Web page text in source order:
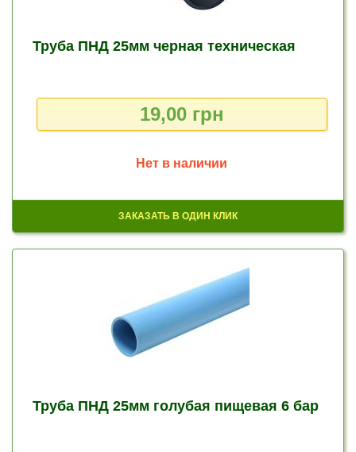
Труба ПНД 25мм черная техническая
19,00 грн
Нет в наличии
ЗАКАЗАТЬ В ОДИН КЛИК
Труба ПНД 25мм голубая пищевая 6 бар